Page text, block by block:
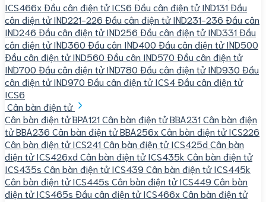
ICS466xĐầu cân điện tử ICS6 Đầu cân điện tử IND131Đầu
cân điện tử IND221-226 Đầu cân điện tử IND231-236 Đầu cân
IND246 Đầu cân điện tử IND256 Đầu cân điện tử IND331Đầu
cân điện tử IND360 Đầu cân IND400 Đầu cân điện tử IND500
Đầu cân điện tử IND560 Đầu cân IND570 Đầu cân điện tử
IND700 Đầu cân điện tử IND780 Đầu cân điện tử IND930 Đầu
cân điện tử IND970 Đầu cân điện tử ICS4Đầu cân điện tử
ICS6
Cân bàn điện tử
Cân bàn điện tử BPA121Cân bàn điện tử BBA231Cân bàn điện
tử BBA236 Cân bàn điện tử BBA256xCân bàn điện tử ICS226
Cân bàn điện tử ICS241Cân bàn điện tử ICS425d Cân bàn
điện tử ICS426xd Cân bàn điện tử ICS435k Cân bàn điện tử
ICS435s Cân bàn điện tử ICS439 Cân bàn điện tử ICS445k
Cân bàn điện tử ICS445s Cân bàn điện tử ICS449 Cân bàn
điện tử ICS465s Đầu cân điện tử ICS466xCân bàn điện tử